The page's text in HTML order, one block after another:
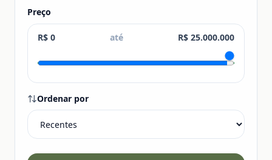
Preço
R$ 0 até R$ 25.000.000
Ordenar por